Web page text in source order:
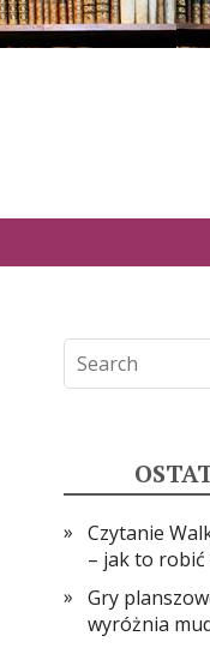
Czytanie
– jak to robić
Gry
wyróżnia